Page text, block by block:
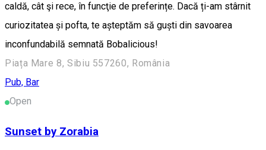
caldă, cât şi rece, în funcţie de preferințe. Dacă ți-am stârnit
curiozitatea și pofta, te așteptăm să guști din savoarea
inconfundabilă semnată Bobalicious!
Piața Mare 8, Sibiu 557260, România
Pub, Bar
Open
Sunset by Zorabia